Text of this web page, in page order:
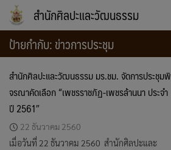
Skip
สำนักศิลปะและวัฒนธรรม
ป้ายกำกับ:ข่าวการประชุม
สำนักศิลปะและวัฒนธรรม มร.ชม. จัดการประชุมพิ
จรณาคัดเลือก “เพชรราชภัฏ-เพชรล้านนา ประจำ
ปี 2561″
22 ธันวาคม 2560
เมื่อวันที่ 22 ธันวาคม 2560 สำนักศิลปะและ